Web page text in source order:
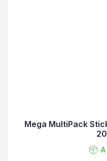
Mega MultiPack